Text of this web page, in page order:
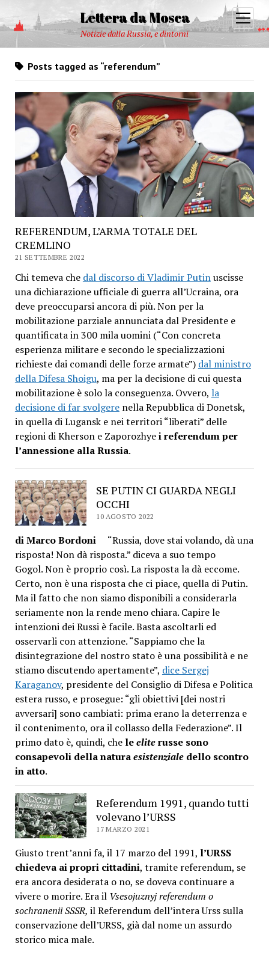
Lettera da Mosca
Notizie dalla Russia, e dintorni
open
menu
Posts tagged as “referendum”
REFERENDUM, L’ARMA TOTALE DEL
CREMLINO
21 SETTEMBRE 2022
Chi temeva che dal discorso di Vladimir Putinuscisse
una dichiarazione ufficiale di guerra all’Ucraina, ora
deve preoccuparsi ancora di più. Non per la
mobilitazione parziale annunciata dal Presidente e
quantificata in 300 mila uomini (“Con concreta
esperienza militare e secondo le specializzazioni
richieste dai comandi delle forze armate”) dal ministro
della Difesa Shoigu, ma per la decisione di cui questa
mobilitazione è solo la conseguenza. Ovvero, la
decisione di far svolgerenella Repubblica di Donetsk,
in quella di Lugansk e nei territori “liberati” delle
regioni di Kherson e Zaporozhyei referendum per
l’annessione alla Russia.
SE PUTIN CI GUARDA NEGLI
OCCHI
10 AGOSTO 2022
di Marco Bordoni“Russia, dove stai volando, dà una
risposta! Non dà risposta.” diceva a suo tempo
Gogol. Non è proprio così. La risposta la dà eccome.
Certo, non è una risposta che ci piace, quella di Putin.
Ma il fatto che non siamo disponibili a considerarla
seriamente non la rende meno chiara. Capire le
intenzioni dei Russi è facile. Basta ascoltarli ed
osservarli con attenzione. “Sappiamo che la
disintegrazione del nostro stato è una possibilità e ne
stiamo discutendo apertamente”, dice Sergej
Karaganov, presidente del Consiglio di Difesa e Politica
estera russo, e prosegue: “gli obiettivi [dei nostri
avversari] sono cambiati: prima erano la deterrenza e
il contenimento, ora il collasso della Federazione”. Il
primo dato è, quindi, che leeliterusse sono
consapevoli della naturaesistenzialedello scontro
in atto.
Referendum 1991, quando tutti
volevano l’URSS
17 MARZO 2021
Giusto trent’anni fa, il 17 marzo del 1991, l’URSS
chiedeva ai propri cittadini, tramite referendum, se
era ancora desiderata o no, se doveva continuare a
vivere o morire. Era il Vsesojuznyj referendum o
sochranenii SSSR, il Referendum dell’intera Urss sulla
conservazione dell’URSS, già dal nome un assurdo
storico mica male.